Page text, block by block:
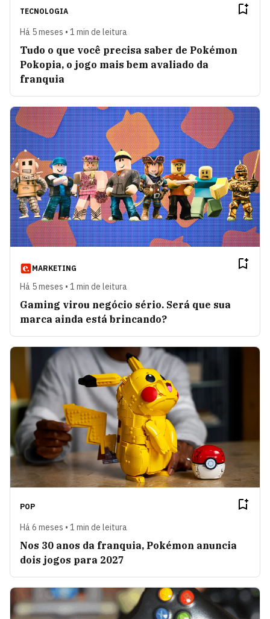
TECNOLOGIA
Há 5 meses • 1 min de leitura
Tudo o que você precisa saber de Pokémon
Pokopia, o jogo mais bem avaliado da
franquia
MARKETING
Há 5 meses • 1 min de leitura
Gaming virou negócio sério. Será que sua
marca ainda está brincando?
POP
Há 6 meses • 1 min de leitura
Nos 30 anos da franquia, Pokémon anuncia
dois jogos para 2027